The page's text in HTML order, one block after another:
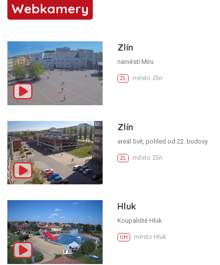
Webkamery
Zlín
náměstí Míru
ZL město Zlín
Zlín
areál Svit, pohled od 22. budovy
ZL město Zlín
Hluk
Koupaliště Hluk
UH město Hluk